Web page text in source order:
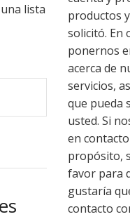
lista
productos
solicitó. En
ponernos
acerca de
servicios,
que pueda
usted. Si
en
propósito,
favor para
gustaría
contacto